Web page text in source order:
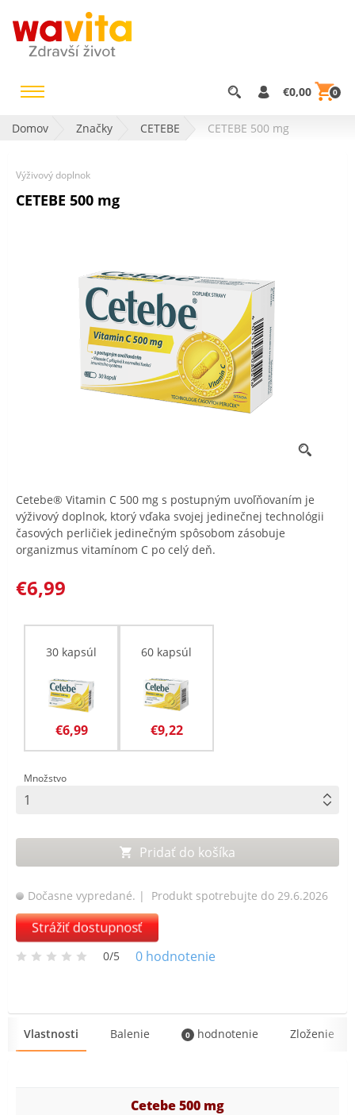
€0,00 0
Domov Značky CETEBE CETEBE 500 mg
Výživový doplnok
CETEBE 500 mg
Cetebe® Vitamin C 500 mg s postupným uvoľňovaním je
výživový doplnok, ktorý vďaka svojej jedinečnej technológii
časových perličiek jedinečným spôsobom zásobuje
organizmus vitamínom C po celý deň.
€6,99
30 kapsúl
€6,99
60 kapsúl
€9,22
Množstvo
Pridať do košíka
Dočasne vypredané. | Produkt spotrebujte do 29.6.2026
Strážiť dostupnosť
0/5 0 hodnotenie
Vlastnosti Balenie 0 hodnotenie Zloženie
Cetebe 500 mg